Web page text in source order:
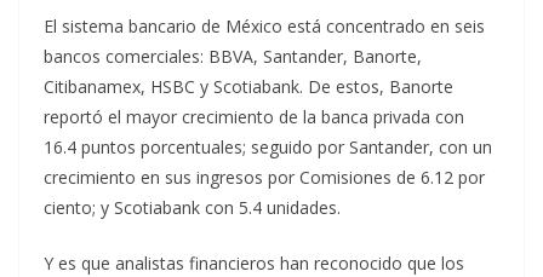
El sistema bancario de México está concentrado en seis
bancos comerciales: BBVA, Santander, Banorte,
Citibanamex, HSBC y Scotiabank. De estos, Banorte
reportó el mayor crecimiento de la banca privada con
16.4 puntos porcentuales; seguido por Santander, con un
crecimiento en sus ingresos por Comisiones de 6.12 por
ciento; y Scotiabank con 5.4 unidades.
Y es que analistas financieros han reconocido que los